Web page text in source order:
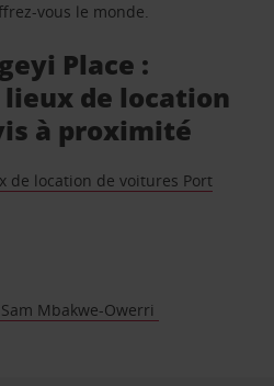
vous le monde.
Place :
lieux de location
à proximité
de location de voitures Port
Mbakwe-Owerri